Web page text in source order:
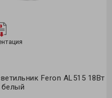
Feron AL515 18Вт
белый